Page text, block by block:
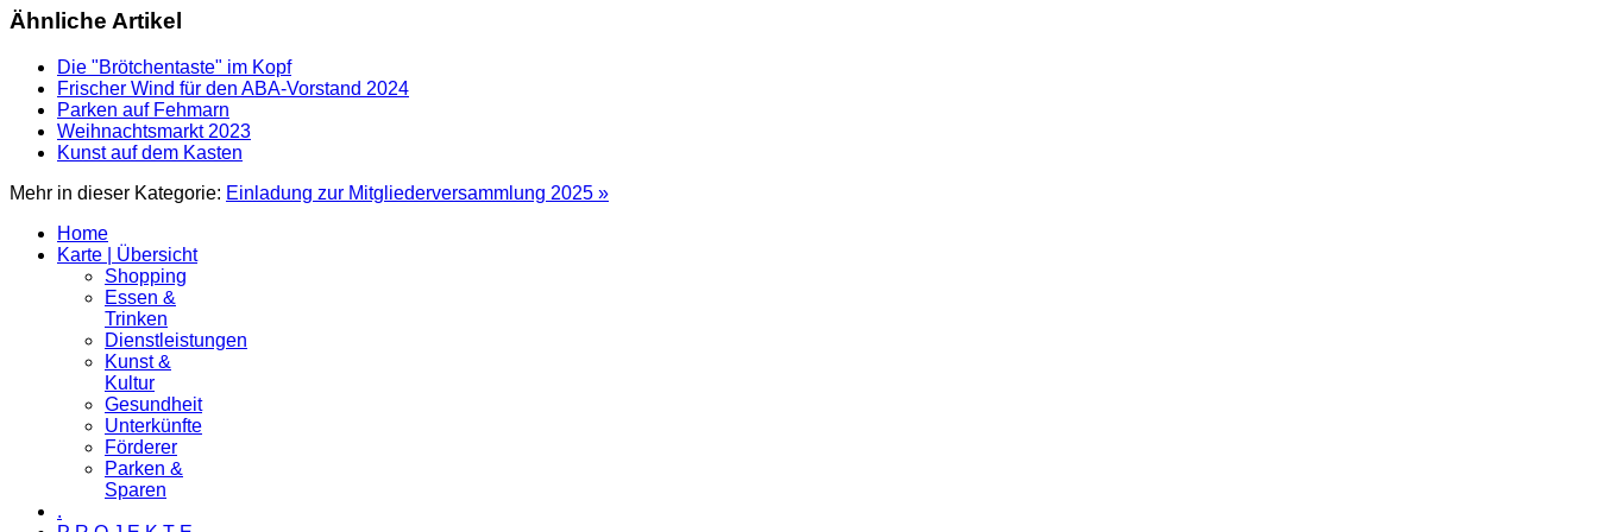
Ähnliche Artikel
Die "Brötchentaste" im Kopf
Frischer Wind für den ABA-Vorstand 2024
Parken auf Fehmarn
Weihnachtsmarkt 2023
Kunst auf dem Kasten
Mehr in dieser Kategorie: Einladung zur Mitgliederversammlung 2025 »
Home
Karte | Übersicht
Shopping
Essen &
Trinken
Dienstleistungen
Kunst &
Kultur
Gesundheit
Unterkünfte
Förderer
Parken &
Sparen
.